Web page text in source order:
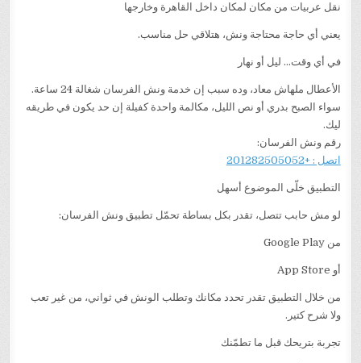
نقل عربيات من مكان لمكان داخل القاهرة وخارجها
يعني أي حاجة محتاجة ونش، هتلاقي حل مناسب.
في أي وقت… ليل أو نهار
الأعطال ملهاش معاد، وده سبب إن خدمة ونش الفرسان شغالة 24 ساعة.
سواء الصبح بدري أو نص الليل، مكالمة واحدة كفيلة إن حد يكون في طريقه
ليك.
رقم ونش الفرسان:
اتصل : +201282505052
التطبيق خلّى الموضوع أسهل
لو مش حابب تتصل، تقدر بكل بساطة تحمّل تطبيق ونش الفرسان:
من Google Play
أو App Store
من خلال التطبيق تقدر تحدد مكانك وتطلب الونش في ثواني، من غير تعب
ولا شرح كتير.
تجربة بتريحك قبل ما تطمّنك